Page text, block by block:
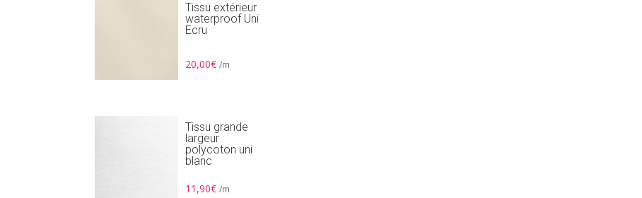
Tissu extérieur
waterproof Uni
Ecru
20,00€ /m
Tissu grande
largeur
polycoton uni
blanc
11,90€ /m